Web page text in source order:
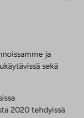
ja
sekä
2020 tehdyissä